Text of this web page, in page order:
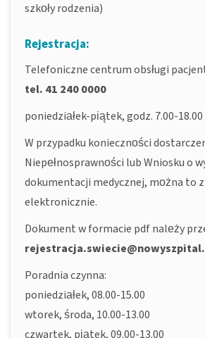
szkoły rodzenia)
Rejestracja:
Telefoniczne centrum obsługi
tel. 41 240 0000
poniedziałek-piątek, godz. 7.00-18.00
W przypadku konieczności
Niepełnosprawności lub Wniosku o
dokumentacji medycznej, można to
elektronicznie.
Dokument w formacie pdf należy
Poradnia czynna:
poniedziałek, 08.00-15.00
wtorek, środa, 10.00-13.00
czwartek, piątek, 09.00-13.00